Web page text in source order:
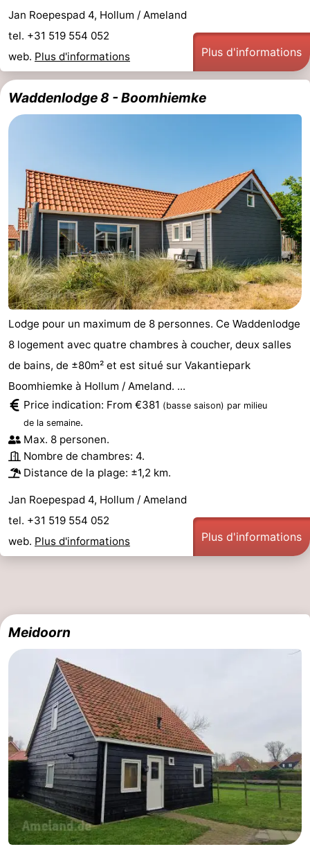
Jan Roepespad 4, Hollum / Ameland
tel. +31 519 554 052
web. Plus d'informations Plus d'informations
Waddenlodge 8 - Boomhiemke
Lodge pour un maximum de 8 personnes. Ce Waddenlodge
8 logement avec quatre chambres à coucher, deux salles
de bains, de ±80m² et est situé sur Vakantiepark
Boomhiemke à Hollum / Ameland. ...
Price indication: From €381 (basse saison) par milieu
de la semaine.
Max. 8 personen.
Nombre de chambres: 4.
Distance de la plage: ±1,2 km.
Jan Roepespad 4, Hollum / Ameland
tel. +31 519 554 052
web. Plus d'informations Plus d'informations
Meidoorn